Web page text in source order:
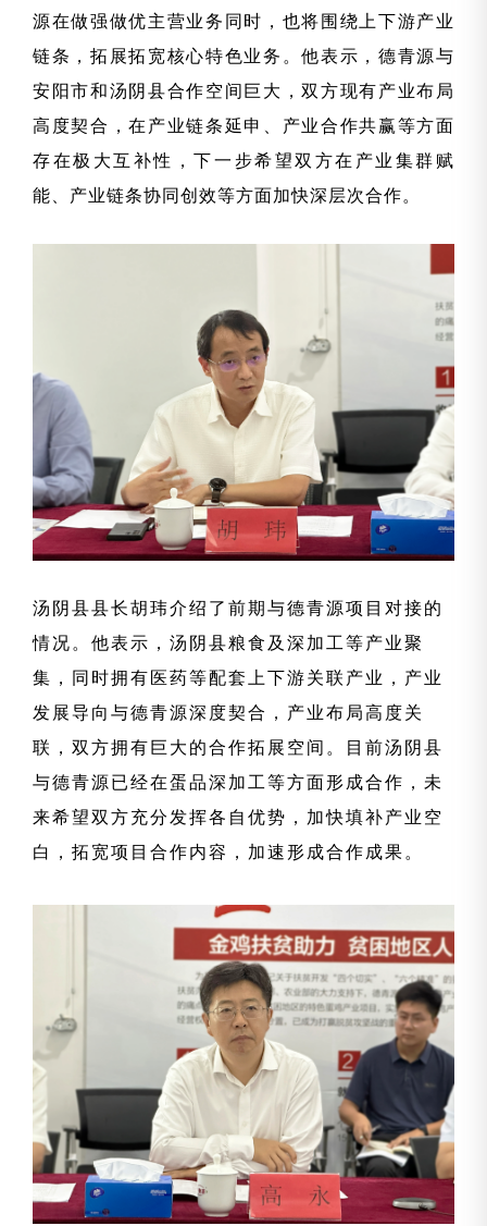
源在做强做优主营业务同时，也将围绕上下游产业
链条，拓展拓宽核心特色业务。他表示，德青源与
安阳市和汤阴县合作空间巨大，双方现有产业布局
高度契合，在产业链条延申、产业合作共赢等方面
存在极大互补性，下一步希望双方在产业集群赋
能、产业链条协同创效等方面加快深层次合作。
汤阴县县长胡玮介绍了前期与德青源项目对接的
情况。他表示，汤阴县粮食及深加工等产业聚
集，同时拥有医药等配套上下游关联产业，产业
发展导向与德青源深度契合，产业布局高度关
联，双方拥有巨大的合作拓展空间。目前汤阴县
与德青源已经在蛋品深加工等方面形成合作，未
来希望双方充分发挥各自优势，加快填补产业空
白，拓宽项目合作内容，加速形成合作成果。